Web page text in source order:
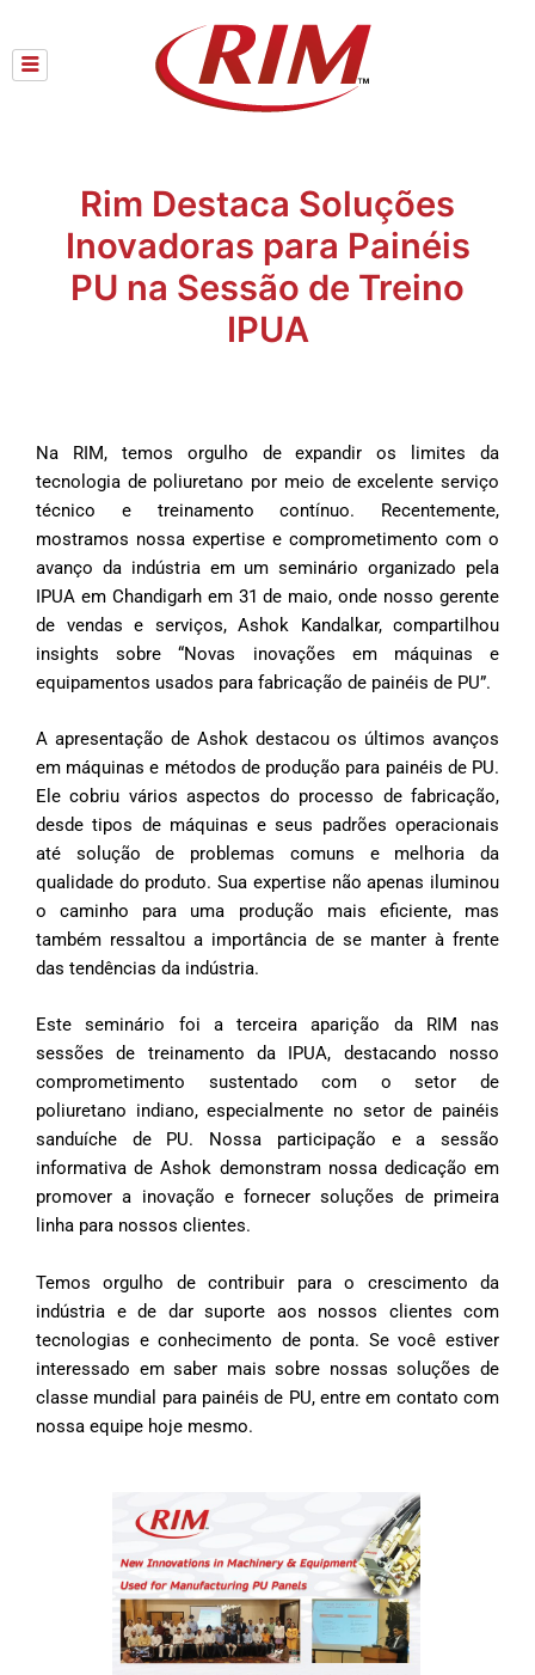
content
Rim Destaca Soluções
Inovadoras para Painéis
PU na Sessão de Treino
IPUA
Na RIM, temos orgulho de expandir os limites da
tecnologia de poliuretano por meio de excelente serviço
técnico e treinamento contínuo. Recentemente,
mostramos nossa expertise e comprometimento com o
avanço da indústria em um seminário organizado pela
IPUA em Chandigarh em 31 de maio, onde nosso gerente
de vendas e serviços, Ashok Kandalkar, compartilhou
insights sobre “Novas inovações em máquinas e
equipamentos usados ​​para fabricação de painéis de PU”.
A apresentação de Ashok destacou os últimos avanços
em máquinas e métodos de produção para painéis de PU.
Ele cobriu vários aspectos do processo de fabricação,
desde tipos de máquinas e seus padrões operacionais
até solução de problemas comuns e melhoria da
qualidade do produto. Sua expertise não apenas iluminou
o caminho para uma produção mais eficiente, mas
também ressaltou a importância de se manter à frente
das tendências da indústria.
Este seminário foi a terceira aparição da RIM nas
sessões de treinamento da IPUA, destacando nosso
comprometimento sustentado com o setor de
poliuretano indiano, especialmente no setor de painéis
sanduíche de PU. Nossa participação e a sessão
informativa de Ashok demonstram nossa dedicação em
promover a inovação e fornecer soluções de primeira
linha para nossos clientes.
Temos orgulho de contribuir para o crescimento da
indústria e de dar suporte aos nossos clientes com
tecnologias e conhecimento de ponta. Se você estiver
interessado em saber mais sobre nossas soluções de
classe mundial para painéis de PU, entre em contato com
nossa equipe hoje mesmo.